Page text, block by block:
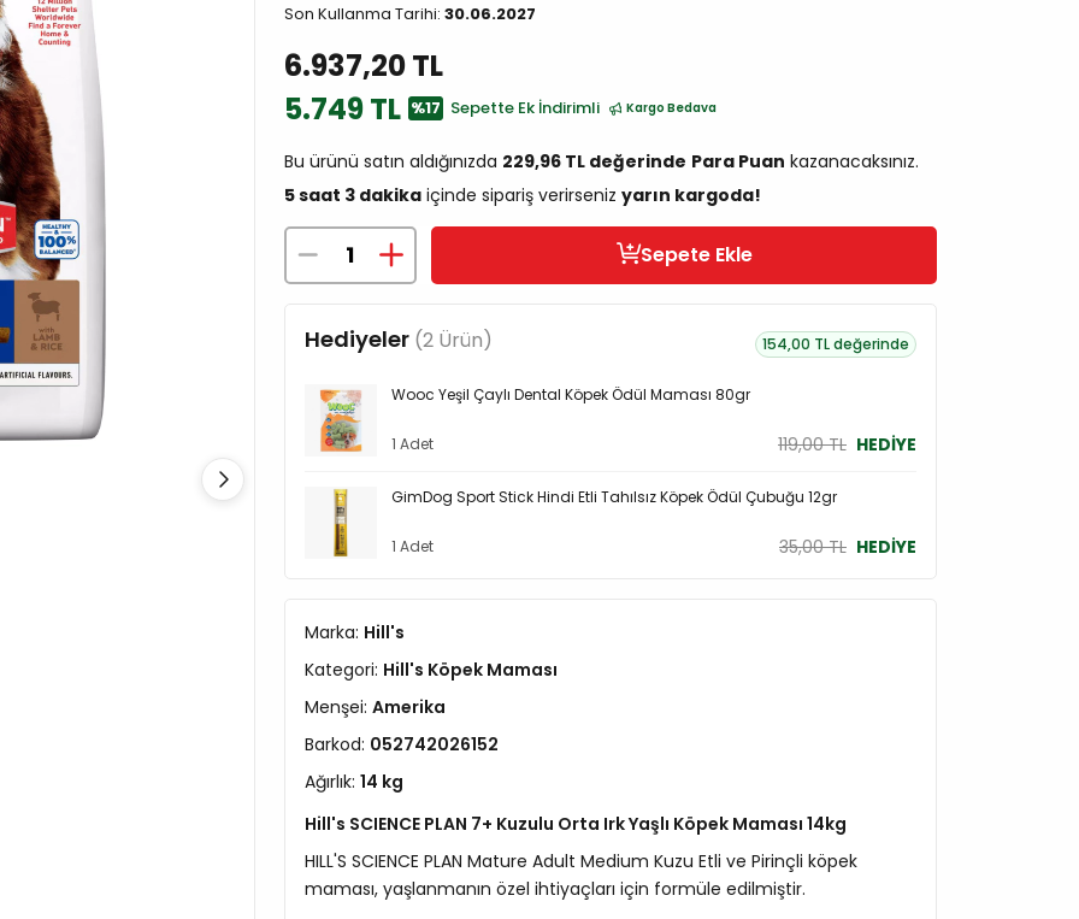
Son Kullanma Tarihi: 30.06.2027
6.937,20 TL
5.749 TL %17 Sepette Ek İndirimli Kargo Bedava
Bu ürünü satın aldığınızda 229,96 TL değerinde Para Puan kazanacaksınız.
5 saat 3 dakika içinde sipariş verirseniz yarın kargoda!
Sepete Ekle
Hediyeler (2 Ürün) 154,00 TL değerinde
Wooc Yeşil Çaylı Dental Köpek Ödül Maması 80gr
1 Adet 119,00 TL HEDİYE
GimDog Sport Stick Hindi Etli Tahılsız Köpek Ödül Çubuğu 12gr
1 Adet 35,00 TL HEDİYE
Marka: Hill's
Kategori: Hill's Köpek Maması
Menşei: Amerika
Barkod: 052742026152
Ağırlık: 14 kg
Hill's SCIENCE PLAN 7+ Kuzulu Orta Irk Yaşlı Köpek Maması 14kg
HILL'S SCIENCE PLAN Mature Adult Medium Kuzu Etli ve Pirinçli köpek
maması, yaşlanmanın özel ihtiyaçları için formüle edilmiştir.